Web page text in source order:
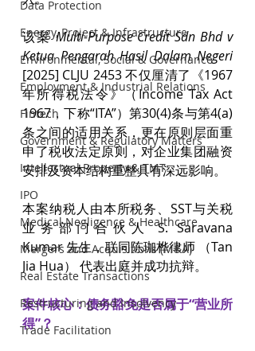
Data Protection
Energy, Project & Infrastructure
Environmental, Social & Governance
Employment & Industrial Relations
Fintech
Government & Regulatory Matters
Intellectual Property & TMT
IPO
Medical Negligence & Healthcare
Mergers and Acquisitions (M&A)
Real Estate Transactions
Restructuring and Insolvency
Trade Facilitation
该案 Multi-Purpose Credit Sdn Bhd v
Ketua Pengarah Hasil Dalam Negeri
[2025] CLJU 2453 不仅厘清了《1967
年所得税法令》（Income Tax Act
1967，下称“ITA”）第30(4)条与第4(a)
条之间的适用关系，更在原则层面重
申了税收法定原则，对企业集团融资
安排及资本结构重整具有深远影响。
本案纳税人由本所税务、SST与关税
业务部门合伙人 S. Saravana
Kumar 先生，联同陈珈桦律师 （Tan
Jia Hua） 代表出庭并成功抗辩。
案件核心：债务豁免是否属于“营业所
得”？